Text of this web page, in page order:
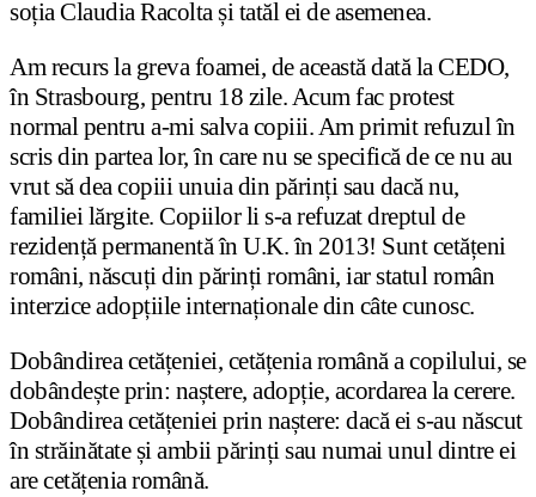
soția Claudia Racolta și tatăl ei de asemenea.
Am recurs la greva foamei, de această dată la CEDO,
în Strasbourg, pentru 18 zile. Acum fac protest
normal pentru a-mi salva copiii. Am primit refuzul în
scris din partea lor, în care nu se specifică de ce nu au
vrut să dea copiii unuia din părinți sau dacă nu,
familiei lărgite. Copiilor li s-a refuzat dreptul de
rezidență permanentă în U.K. în 2013! Sunt cetățeni
români, născuți din părinți români, iar statul român
interzice adopțiile internaționale din câte cunosc.
Dobândirea cetățeniei, cetățenia română a copilului, se
dobândește prin: naștere, adopție, acordarea la cerere.
Dobândirea cetățeniei prin naștere: dacă ei s-au născut
în străinătate și ambii părinți sau numai unul dintre ei
are cetățenia română.